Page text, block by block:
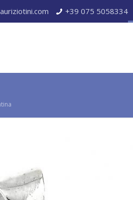
+39 075 5058334